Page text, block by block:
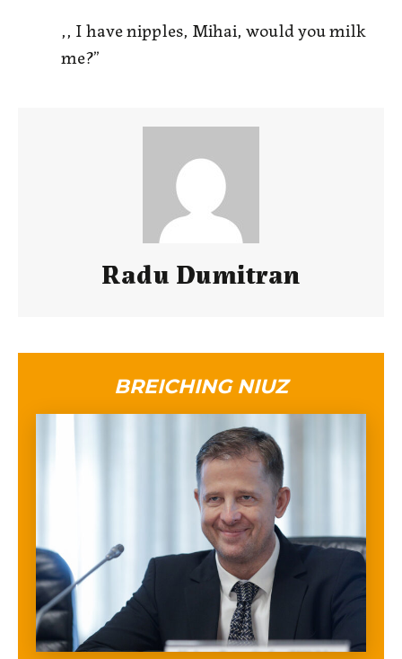
,, I have nipples, Mihai, would you milk
me?”
Radu Dumitran
BREICHING NIUZ